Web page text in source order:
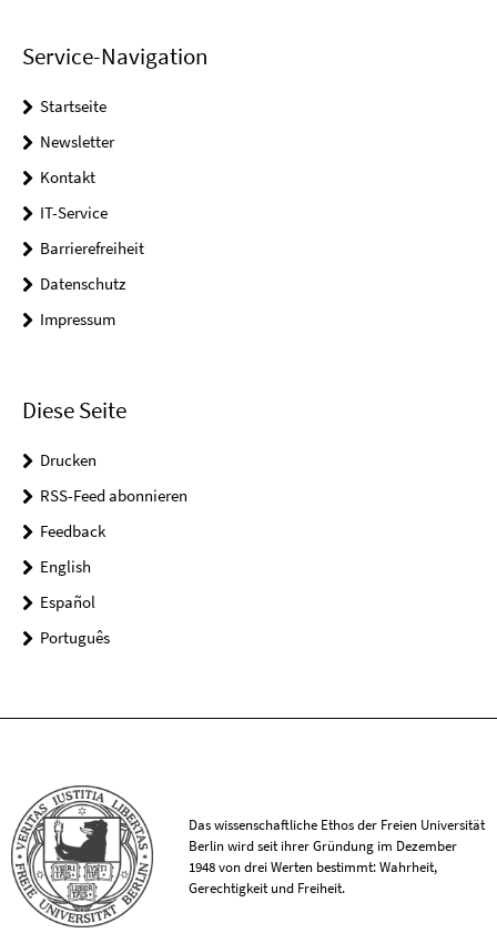
Service-Navigation
Startseite
Newsletter
Kontakt
IT-Service
Barrierefreiheit
Datenschutz
Impressum
Diese Seite
Drucken
RSS-Feed abonnieren
Feedback
English
Español
Português
Das wissenschaftliche Ethos der Freien Universität
Berlin wird seit ihrer Gründung im Dezember
1948 von drei Werten bestimmt: Wahrheit,
Gerechtigkeit und Freiheit.